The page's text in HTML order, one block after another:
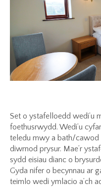
Set o ystafelloedd wedi’u
foethusrwydd. Wedi’u
teledu mwy a bath/cawod
diwrnod prysur. Mae’r
sydd eisiau dianc o
Gyda nifer o becynnau ar
teimlo wedi ymlacio a’ch